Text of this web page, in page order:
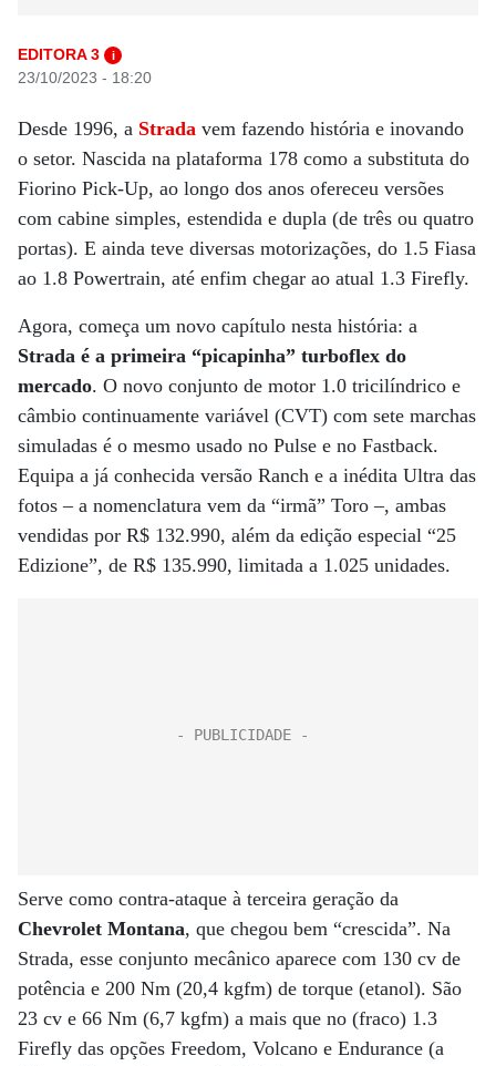
EDITORA 3 i
23/10/2023 - 18:20
Desde 1996, a Strada vem fazendo história e inovando
o setor. Nascida na plataforma 178 como a substituta do
Fiorino Pick-Up, ao longo dos anos ofereceu versões
com cabine simples, estendida e dupla (de três ou quatro
portas). E ainda teve diversas motorizações, do 1.5 Fiasa
ao 1.8 Powertrain, até enfim chegar ao atual 1.3 Firefly.
Agora, começa um novo capítulo nesta história: a
Strada é a primeira “picapinha” turboflex do
mercado. O novo conjunto de motor 1.0 tricilíndrico e
câmbio continuamente variável (CVT) com sete marchas
simuladas é o mesmo usado no Pulse e no Fastback.
Equipa a já conhecida versão Ranch e a inédita Ultra das
fotos – a nomenclatura vem da “irmã” Toro –, ambas
vendidas por R$ 132.990, além da edição especial “25
Edizione”, de R$ 135.990, limitada a 1.025 unidades.
Serve como contra-ataque à terceira geração da
Chevrolet Montana, que chegou bem “crescida”. Na
Strada, esse conjunto mecânico aparece com 130 cv de
potência e 200 Nm (20,4 kgfm) de torque (etanol). São
23 cv e 66 Nm (6,7 kgfm) a mais que no (fraco) 1.3
Firefly das opções Freedom, Volcano e Endurance (a